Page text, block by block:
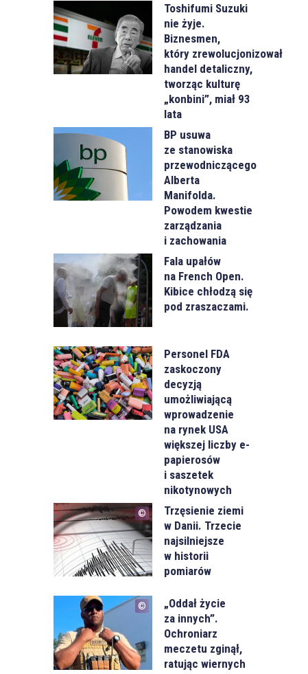
Toshifumi Suzuki
nie żyje.
Biznesmen,
który zrewolucjonizował
handel detaliczny,
tworząc kulturę
„konbini”, miał 93
lata
BP usuwa
ze stanowiska
przewodniczącego
Alberta
Manifolda.
Powodem kwestie
zarządzania
i zachowania
Fala upałów
na French Open.
Kibice chłodzą się
pod zraszaczami.
Personel FDA
zaskoczony
decyzją
umożliwiającą
wprowadzenie
na rynek USA
większej liczby e-
papierosów
i saszetek
nikotynowych
Trzęsienie ziemi
w Danii. Trzecie
najsilniejsze
w historii
pomiarów
„Oddał życie
za innych”.
Ochroniarz
meczetu zginął,
ratując wiernych